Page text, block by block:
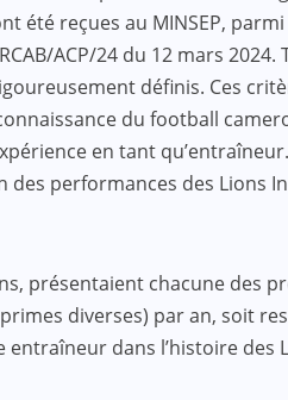
reçues au MINSEP,
ACP/24 du 12 mars
définis. Ces
du football
en tant
performances des Lions
présentaient chacune des
diverses) par an, soit
entraîneur dans l’histoire des